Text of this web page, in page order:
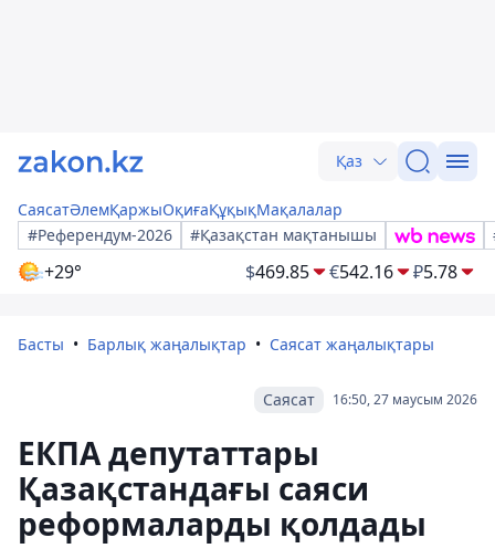
Қаз
СаясатӘлемҚаржыОқиғаҚұқықМақалалар
#Референдум-2026
#Қазақстан мақтанышы
+29° $469.85 €542.16 ₽5.78
Басты Барлық жаңалықтар Саясат жаңалықтары
16:50, 27 маусым 2026
Саясат
ЕКПА депутаттары
Қазақстандағы саяси
реформаларды қолдады